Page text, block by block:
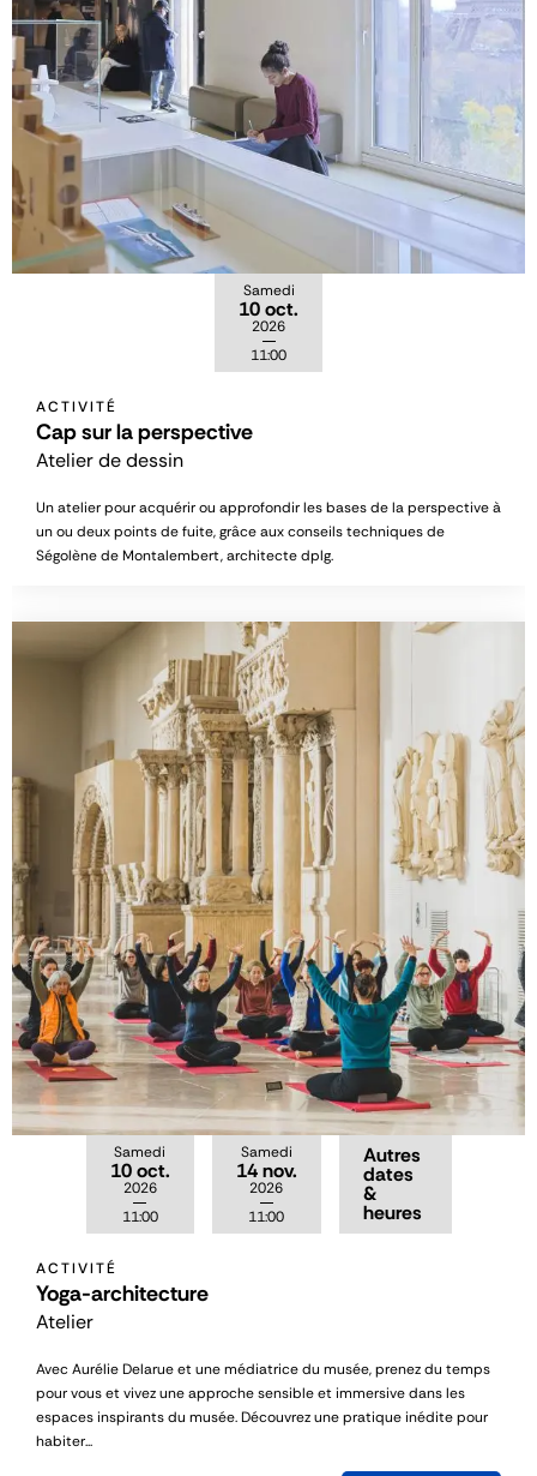
Samedi
10 oct.
2026
11:00
ACTIVITÉ
Cap sur la perspective
Atelier de dessin
Un atelier pour acquérir ou approfondir les bases de la perspective à
un ou deux points de fuite, grâce aux conseils techniques de
Ségolène de Montalembert, architecte dplg.
Samedi
10 oct.
2026
11:00
Samedi
14 nov.
2026
11:00
Autres
dates
&
heures
ACTIVITÉ
Yoga-architecture
Atelier
Avec Aurélie Delarue et une médiatrice du musée, prenez du temps
pour vous et vivez une approche sensible et immersive dans les
espaces inspirants du musée. Découvrez une pratique inédite pour
habiter...